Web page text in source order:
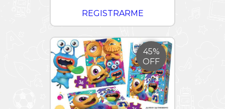
REGISTRARME
45%
OFF